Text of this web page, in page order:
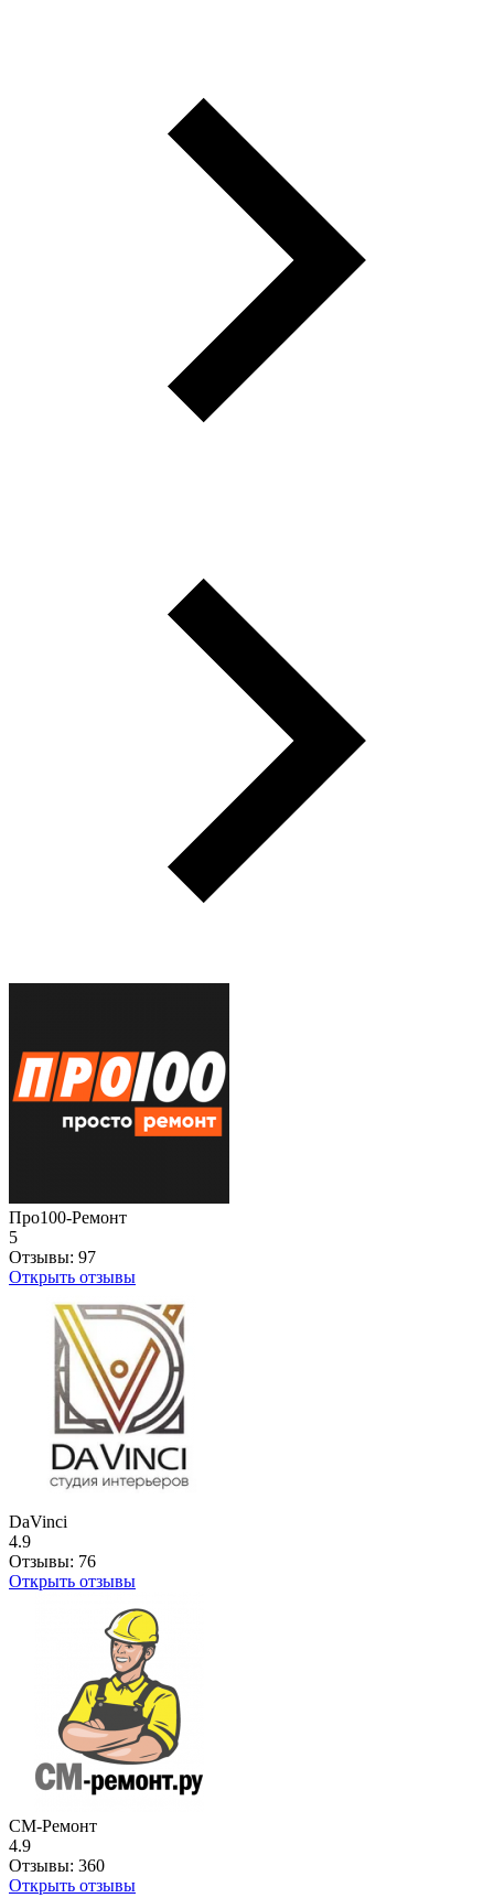
Про100-Ремонт
5
Отзывы: 97
Открыть отзывы
DaVinci
4.9
Отзывы: 76
Открыть отзывы
СМ-Ремонт
4.9
Отзывы: 360
Открыть отзывы